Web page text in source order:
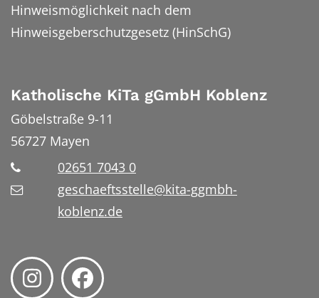
Hinweismöglichkeit nach dem
Hinweisgeberschutzgesetz (HinSchG)
Katholische KiTa gGmbH Koblenz
Göbelstraße 9-11
56727 Mayen
02651 7043 0
geschaeftsstelle@kita-ggmbh-
koblenz.de